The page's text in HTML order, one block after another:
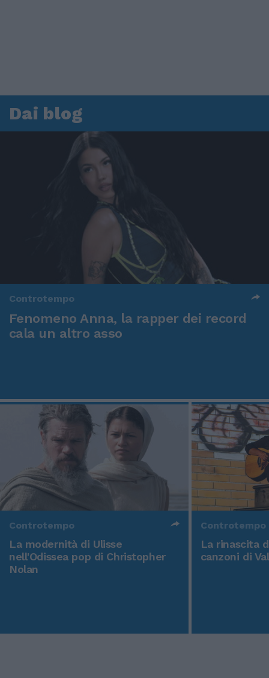
Dai blog
Controtempo
Fenomeno Anna, la rapper dei record
cala un altro asso
Controtempo
La modernità di Ulisse
nell'Odissea pop di Christopher
Nolan
Controtempo
La rinascita
canzoni di